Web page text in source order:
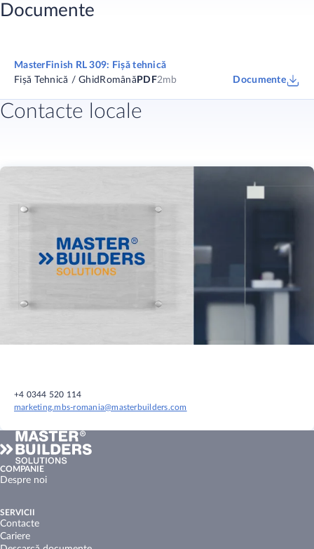
Documente
MasterFinish RL 309: Fișă tehnică
Fișă Tehnică / Ghid Română PDF2mb Documente
Contacte locale
+4 0344 520 114
marketing.mbs-romania@masterbuilders.com
COMPANIE
Despre noi
SERVICII
Contacte
Cariere